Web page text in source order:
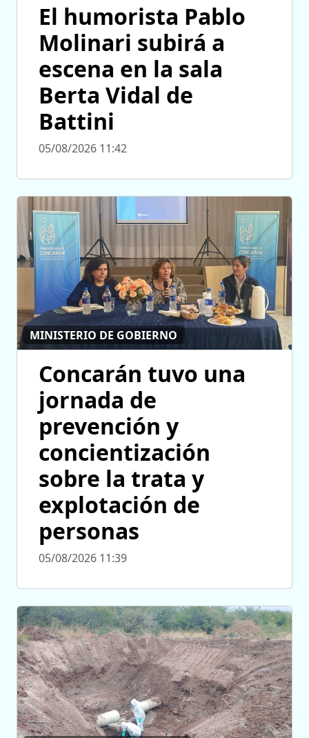
El humorista Pablo
Molinari subirá a
escena en la sala
Berta Vidal de
Battini
05/08/2026 11:42
MINISTERIO DE GOBIERNO
Concarán tuvo una
jornada de
prevención y
concientización
sobre la trata y
explotación de
personas
05/08/2026 11:39